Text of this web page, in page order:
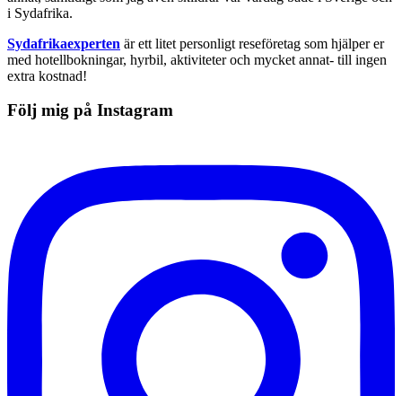
i Sydafrika.
Sydafrikaexperten är ett litet personligt reseföretag som hjälper er
med hotellbokningar, hyrbil, aktiviteter och mycket annat- till ingen
extra kostnad!
Följ mig på Instagram